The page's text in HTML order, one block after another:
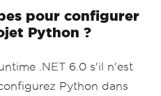
pour configurer
Python ?
.NET 6.0 s'il n'est
Python dans